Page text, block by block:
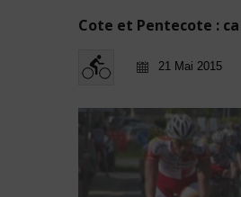
Cote et Pentecote :
21 Mai 2015